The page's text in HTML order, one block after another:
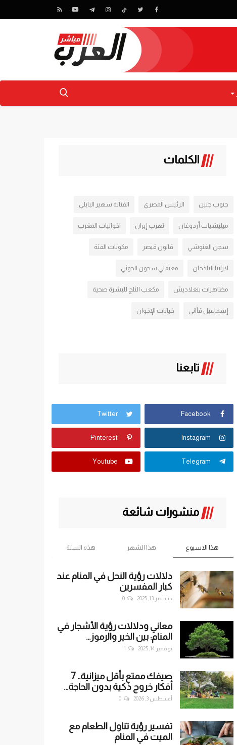
الكلمات
جنوب جنين الرئيس المصري الفنانة سهير البابلي
ميليشيات أردوغان تهرب إيران اخوانيات المغرب
سجن الغنوشي قانون قيصر مكونات الفتة
لازانيا الباذجان معتقلي سجون الحوثي
مظاهرات بنغلاديش مكعب الثلج للبشرة صحية
إسماعيل قآاني خيانات الإخوان
تابعنا
Facebook
Twitter
Instagram
Pinterest
Telegram
Youtube
منشورات شائعة
هذا الاسبوع هذا الشهر هذه السنة
دلالات رؤية النحل في المنام عند
كبار المفسرين
ديسمبر 13, 2025 0
معاني ودلالات رؤية الأشجار في
المنام: بين الخير والرموز...
نوفمبر 14, 2025 1
صيفك ممتع بأقل ميزانية.. 7
أفكار خروج ذكية بدون الحاجة...
أغسطس 3, 2026 0
تفسير رؤية تناول الطعام مع
الميت في المنام